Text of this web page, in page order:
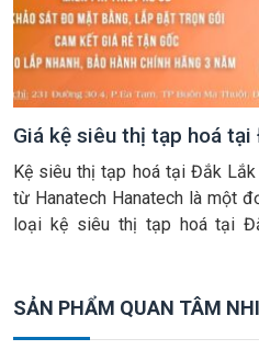
Giá kệ siêu thị tạp hoá tại
Kệ siêu thị tạp hoá tại Đắk
từ Hanatech Hanatech là một
loại kệ siêu thị tạp hoá tại
SẢN PHẨM QUAN TÂM